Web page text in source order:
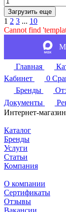
Загрузить еще
1 2 3 ... 10
Cannot find
Главная
Кабинет
0
Бренды
Документы
Интернет-магазин
Каталог
Бренды
Услуги
Статьи
Компания
О компании
Сертификаты
Отзывы
Вакансии